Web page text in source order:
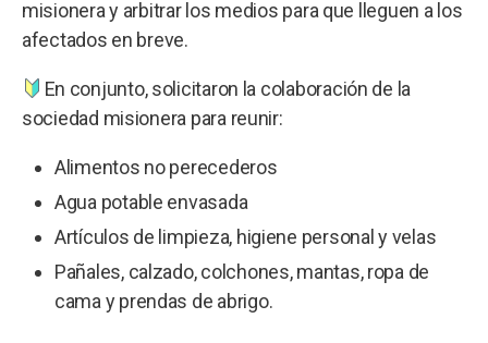
misionera y arbitrar los medios para que lleguen a los
afectados en breve.
En conjunto, solicitaron la colaboración de la
sociedad misionera para reunir:
Alimentos no perecederos
Agua potable envasada
Artículos de limpieza, higiene personal y velas
Pañales, calzado, colchones, mantas, ropa de
cama y prendas de abrigo.